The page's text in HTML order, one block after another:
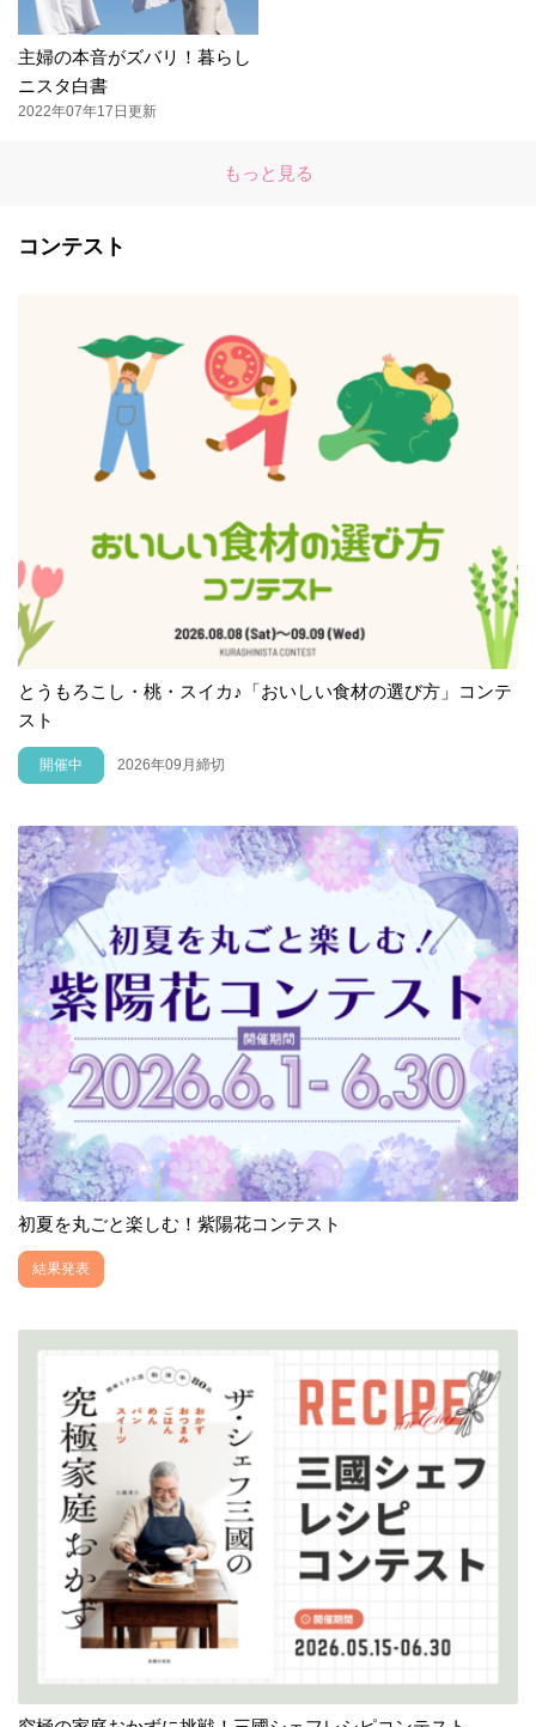
主婦の本音がズバリ！暮らし
ニスタ白書
2022年07年17日更新
もっと見る
コンテスト
とうもろこし・桃・スイカ♪「おいしい食材の選び方」コンテ
スト
開催中 2026年09月締切
初夏を丸ごと楽しむ！紫陽花コンテスト
結果発表